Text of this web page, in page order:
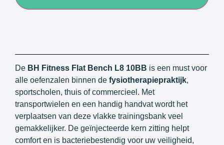
De BH Fitness Flat Bench L8 10BB is een must voor
alle oefenzalen binnen de fysiotherapiepraktijk,
sportscholen, thuis of commercieel. Met
transportwielen en een handig handvat wordt het
verplaatsen van deze vlakke trainingsbank veel
gemakkelijker. De geïnjecteerde kern zitting helpt
comfort en is bacteriebestendig voor uw veiligheid,